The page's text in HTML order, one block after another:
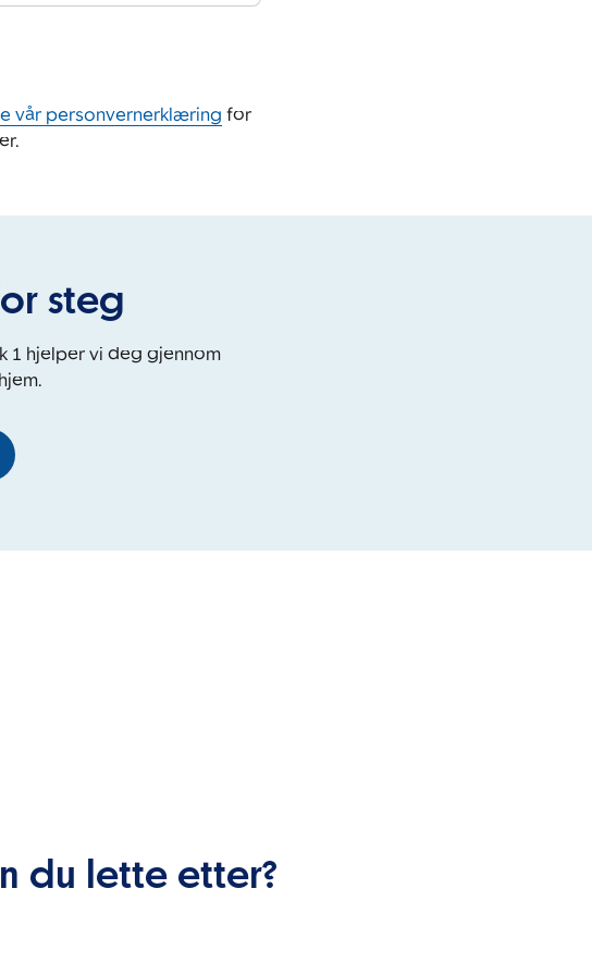
vår personvernerklæring for
steg
1 hjelper vi deg gjennom
du lette etter?